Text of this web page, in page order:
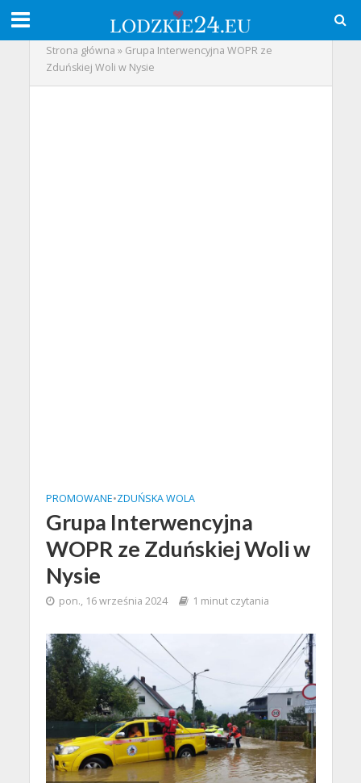
Strona główna » Grupa Interwencyjna WOPR ze
Zduńskiej Woli w Nysie
PROMOWANE•ZDUŃSKA WOLA
Grupa Interwencyjna
WOPR ze Zduńskiej Woli w
Nysie
pon., 16 września 2024 1 minut czytania